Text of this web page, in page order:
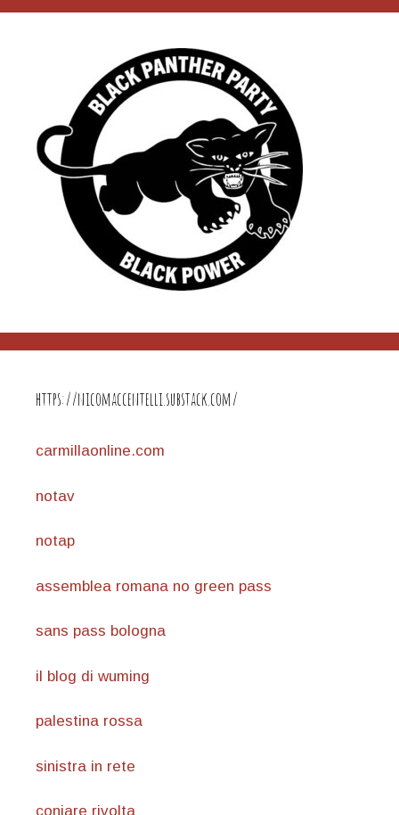
https://nicomaccentelli.substack.com/
carmillaonline.com
notav
notap
assemblea romana no green pass
sans pass bologna
il blog di wuming
palestina rossa
sinistra in rete
coniare rivolta